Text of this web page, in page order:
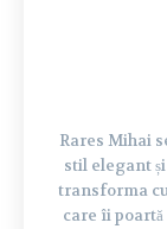
Rares Mihai
stil elegant
transforma
care îi